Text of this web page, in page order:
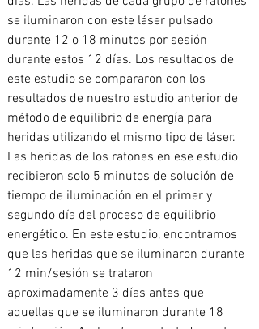
se iluminaron con este láser pulsado
durante 12 o 18 minutos por sesión
durante estos 12 días. Los resultados de
este estudio se compararon con los
resultados de nuestro estudio anterior de
método de equilibrio de energía para
heridas utilizando el mismo tipo de láser.
Las heridas de los ratones en ese estudio
recibieron solo 5 minutos de solución de
tiempo de iluminación en el primer y
segundo día del proceso de equilibrio
energético. En este estudio, encontramos
que las heridas que se iluminaron durante
12 min/sesión se trataron
aproximadamente 3 días antes que
aquellas que se iluminaron durante 18